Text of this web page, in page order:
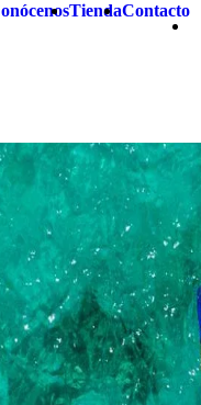
TiendaContacto